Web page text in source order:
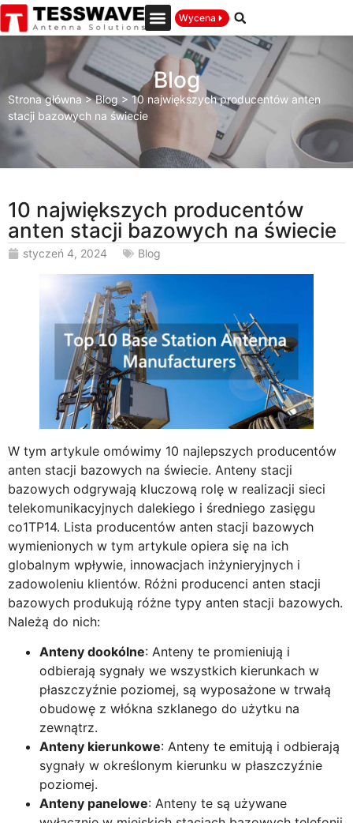
Wycena
Blog
Strona główna>Blog >10 największych producentów anten
stacji bazowych na świecie
10 największych producentów
anten stacji bazowych na świecie
styczeń 4, 2024 Blog
W tym artykule omówimy 10 najlepszych producentów
anten stacji bazowych na świecie. Anteny stacji
bazowych odgrywają kluczową rolę w realizacji sieci
telekomunikacyjnych dalekiego i średniego zasięgu
co1TP14. Lista producentów anten stacji bazowych
wymienionych w tym artykule opiera się na ich
globalnym wpływie, innowacjach inżynieryjnych i
zadowoleniu klientów. Różni producenci anten stacji
bazowych produkują różne typy anten stacji bazowych.
Należą do nich:
Anteny dookólne: Anteny te promieniują i
odbierają sygnały we wszystkich kierunkach w
płaszczyźnie poziomej, są wyposażone w trwałą
obudowę z włókna szklanego do użytku na
zewnątrz.
Anteny kierunkowe: Anteny te emitują i odbierają
sygnały w określonym kierunku w płaszczyźnie
poziomej.
Anteny panelowe: Anteny te są używane